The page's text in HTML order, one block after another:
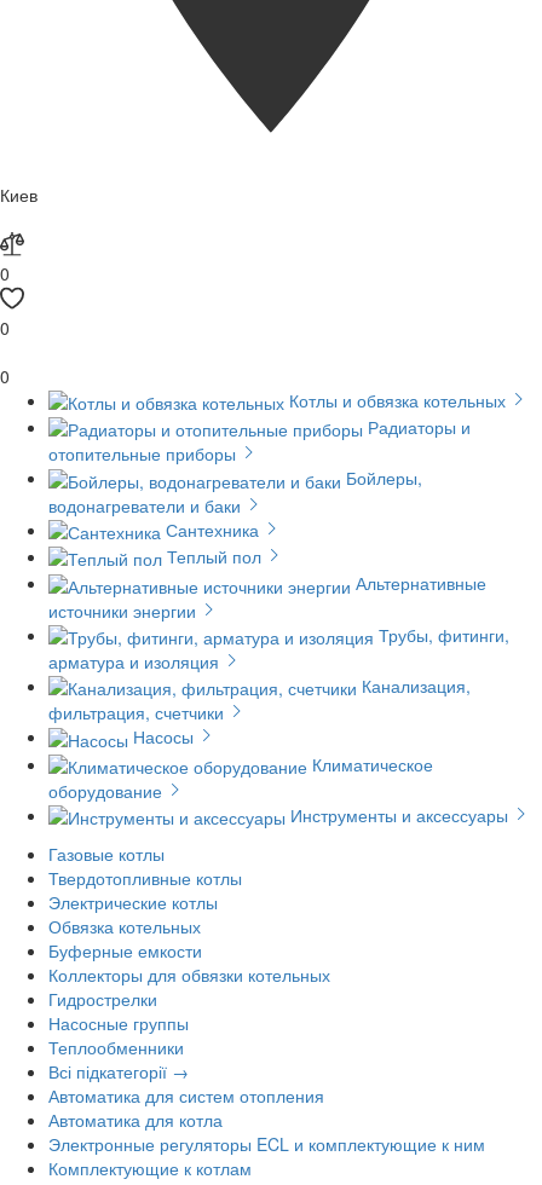
Киев
0
0
0
Котлы и обвязка котельных
Радиаторы и
отопительные приборы
Бойлеры,
водонагреватели и баки
Сантехника
Теплый пол
Альтернативные
источники энергии
Трубы, фитинги,
арматура и изоляция
Канализация,
фильтрация, счетчики
Насосы
Климатическое
оборудование
Инструменты и аксессуары
Газовые котлы
Твердотопливные котлы
Электрические котлы
Обвязка котельных
Буферные емкости
Коллекторы для обвязки котельных
Гидрострелки
Насосные группы
Теплообменники
Всі підкатегорії →
Автоматика для систем отопления
Автоматика для котла
Электронные регуляторы ECL и комплектующие к ним
Комплектующие к котлам